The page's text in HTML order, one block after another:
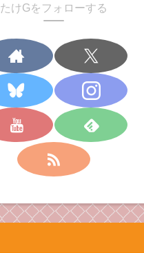
たけGをフォローする